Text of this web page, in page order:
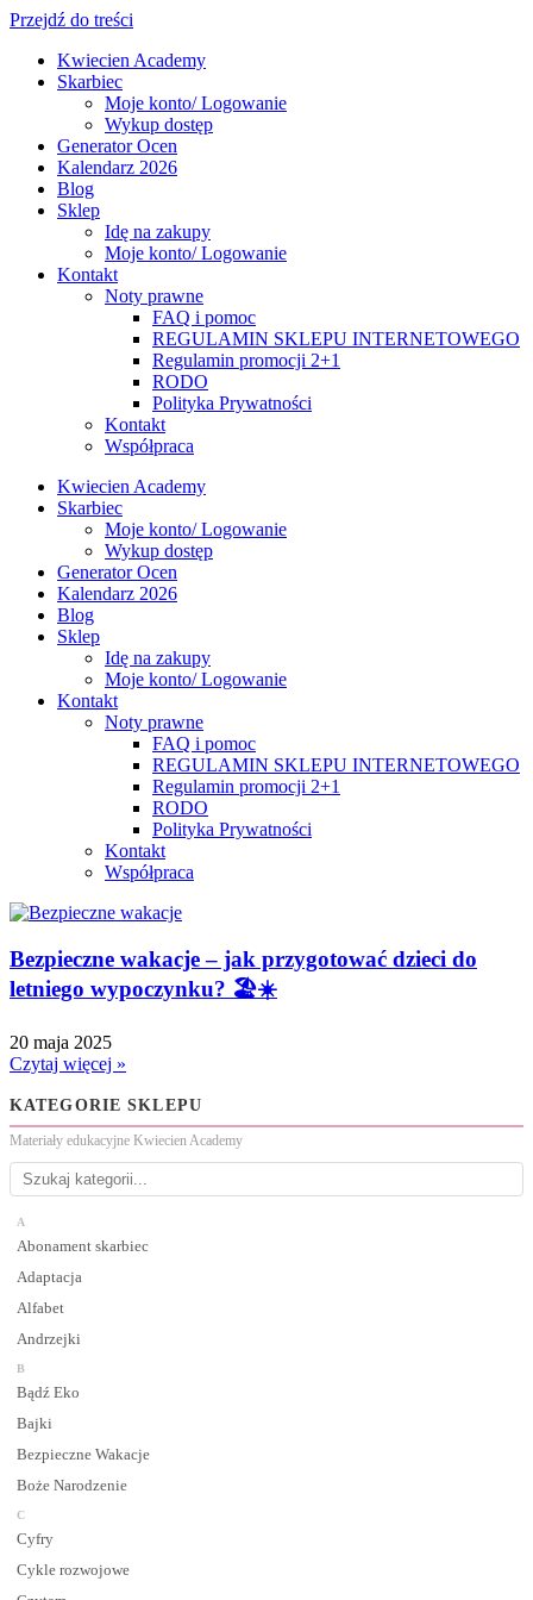
Przejdź do treści
Kwiecien Academy
Skarbiec
Moje konto/ Logowanie
Wykup dostęp
Generator Ocen
Kalendarz 2026
Blog
Sklep
Idę na zakupy
Moje konto/ Logowanie
Kontakt
Noty prawne
FAQ i pomoc
REGULAMIN SKLEPU INTERNETOWEGO
Regulamin promocji 2+1
RODO
Polityka Prywatności
Kontakt
Współpraca
Kwiecien Academy
Skarbiec
Moje konto/ Logowanie
Wykup dostęp
Generator Ocen
Kalendarz 2026
Blog
Sklep
Idę na zakupy
Moje konto/ Logowanie
Kontakt
Noty prawne
FAQ i pomoc
REGULAMIN SKLEPU INTERNETOWEGO
Regulamin promocji 2+1
RODO
Polityka Prywatności
Kontakt
Współpraca
Bezpieczne wakacje – jak przygotować dzieci do
letniego wypoczynku? 🏖️☀️
20 maja 2025
Czytaj więcej »
KATEGORIE SKLEPU
Materiały edukacyjne Kwiecien Academy
A
Abonament skarbiec
Adaptacja
Alfabet
Andrzejki
B
Bądź Eko
Bajki
Bezpieczne Wakacje
Boże Narodzenie
C
Cyfry
Cykle rozwojowe